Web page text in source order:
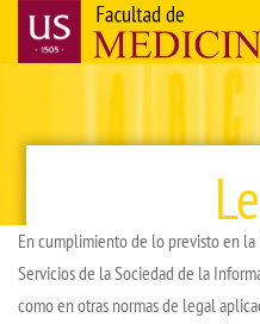
Pasar
Navegación
En cumplimiento de lo previsto en la
Servicios de la Sociedad de la
como en otras normas de legal